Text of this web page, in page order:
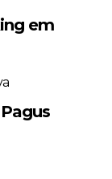
em